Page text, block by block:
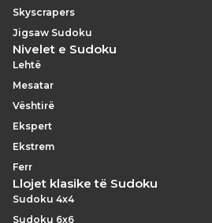
Skyscrapers
Jigsaw Sudoku
Nivelet e Sudoku
Lehtë
Mesatar
Vështirë
Ekspert
Ekstrem
Ferr
Llojet klasike të Sudoku
Sudoku 4x4
Sudoku 6x6